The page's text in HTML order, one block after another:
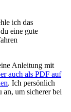
ich das
eine gute
Anleitung mit
auch als PDF auf
. Ich persönlich
an, um sicherer bei